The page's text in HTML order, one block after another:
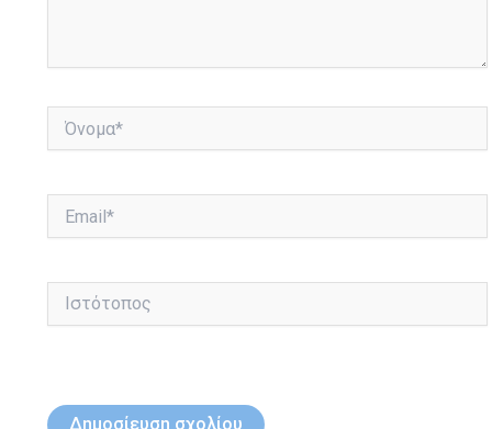
Όνομα*
Ιστότοπος